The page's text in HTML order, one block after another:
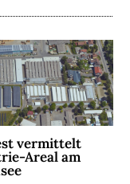
vermittelt
Areal am